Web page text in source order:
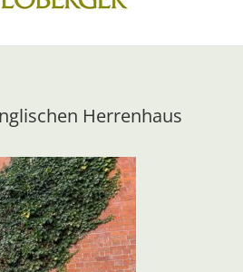
Herrenhaus